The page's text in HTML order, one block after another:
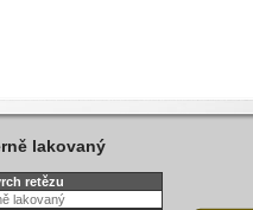
lakovaný
retězu
lakovaný